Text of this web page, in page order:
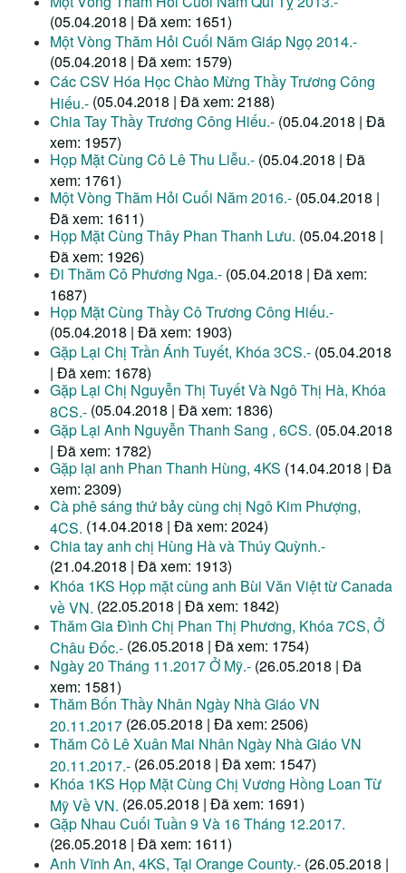
(05.04.2018 | Đã xem: 1651)
Một Vòng Thăm Hỏi Cuối Năm Giáp Ngọ 2014.-
(05.04.2018 | Đã xem: 1579)
Các CSV Hóa Học Chào Mừng Thầy Trương Công
Hiếu.- (05.04.2018 | Đã xem: 2188)
Chia Tay Thầy Trương Công Hiếu.- (05.04.2018 | Đã
xem: 1957)
Họp Mặt Cùng Cô Lê Thu Liễu.- (05.04.2018 | Đã
xem: 1761)
Một Vòng Thăm Hỏi Cuối Năm 2016.- (05.04.2018 |
Đã xem: 1611)
Họp Mặt Cùng Thây Phan Thanh Lưu. (05.04.2018 |
Đã xem: 1926)
Đi Thăm Cô Phương Nga.- (05.04.2018 | Đã xem:
1687)
Họp Mặt Cùng Thầy Cô Trương Công Hiếu.-
(05.04.2018 | Đã xem: 1903)
Gặp Lại Chị Trần Ánh Tuyết, Khóa 3CS.- (05.04.2018
| Đã xem: 1678)
Gặp Lại Chị Nguyễn Thị Tuyết Và Ngô Thị Hà, Khóa
8CS.- (05.04.2018 | Đã xem: 1836)
Gặp Lại Anh Nguyễn Thanh Sang , 6CS. (05.04.2018
| Đã xem: 1782)
Gặp lại anh Phan Thanh Hùng, 4KS (14.04.2018 | Đã
xem: 2309)
Cà phê sáng thứ bảy cùng chị Ngô Kim Phượng,
4CS. (14.04.2018 | Đã xem: 2024)
Chia tay anh chị Hùng Hà và Thúy Quỳnh.-
(21.04.2018 | Đã xem: 1913)
Khóa 1KS Họp mặt cùng anh Bùi Văn Việt từ Canada
về VN. (22.05.2018 | Đã xem: 1842)
Thăm Gia Đình Chị Phan Thị Phương, Khóa 7CS, Ở
Châu Đốc.- (26.05.2018 | Đã xem: 1754)
Ngày 20 Tháng 11.2017 Ở Mỹ.- (26.05.2018 | Đã
xem: 1581)
Thăm Bốn Thầy Nhân Ngày Nhà Giáo VN
20.11.2017 (26.05.2018 | Đã xem: 2506)
Thăm Cô Lê Xuân Mai Nhân Ngày Nhà Giáo VN
20.11.2017.- (26.05.2018 | Đã xem: 1547)
Khóa 1KS Họp Mặt Cùng Chị Vương Hồng Loan Từ
Mỹ Về VN. (26.05.2018 | Đã xem: 1691)
Gặp Nhau Cuối Tuần 9 Và 16 Tháng 12.2017.
(26.05.2018 | Đã xem: 1611)
Anh Vĩnh An, 4KS, Tại Orange County.- (26.05.2018 |